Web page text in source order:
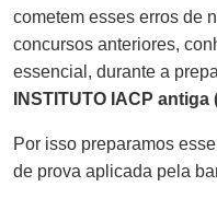
cometem esses erros de
concursos anteriores,
essencial, durante a
INSTITUTO IACP antiga
Por isso preparamos
de prova aplicada pela